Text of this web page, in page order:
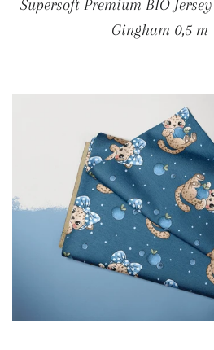
Supersoft Premium BIO
Gingham 0,5 m